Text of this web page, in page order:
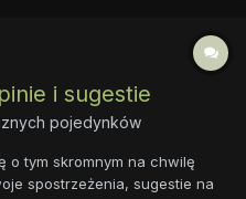
i sugestie
pojedynków
o tym skromnym na chwilę
spostrzeżenia, sugestie na